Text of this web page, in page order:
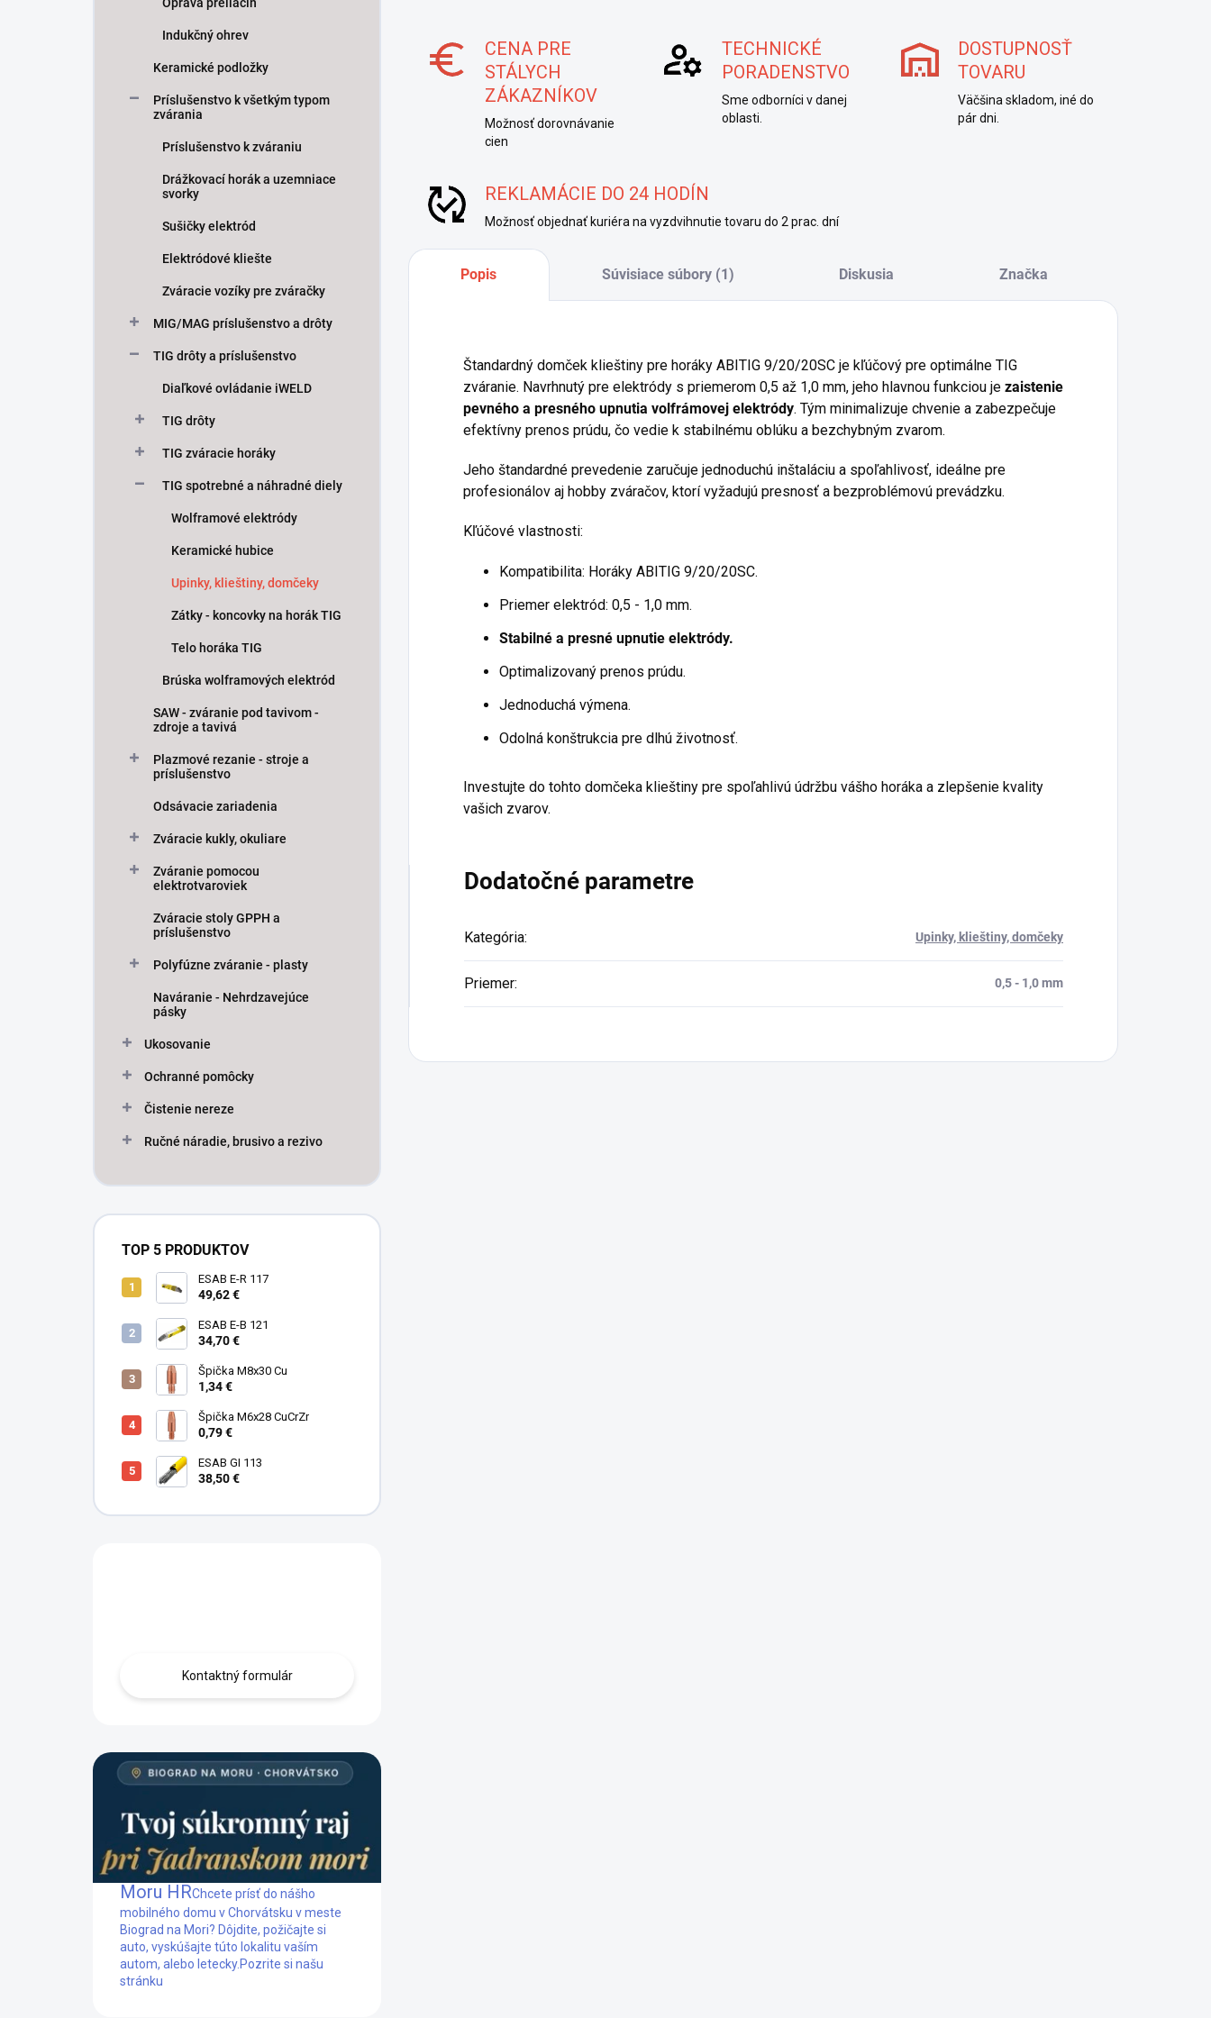
Indukčný ohrev
Keramické podložky
Príslušenstvo k všetkým typom
zvárania
Príslušenstvo k zváraniu
Drážkovací horák a uzemniace
svorky
Sušičky elektród
Elektródové kliešte
Zváracie vozíky pre zváračky
MIG/MAG príslušenstvo a drôty
TIG drôty a príslušenstvo
Diaľkové ovládanie iWELD
TIG drôty
TIG zváracie horáky
TIG spotrebné a náhradné diely
Wolframové elektródy
Keramické hubice
Upinky, klieštiny, domčeky
Zátky - koncovky na horák TIG
Telo horáka TIG
Brúska wolframových elektród
SAW - zváranie pod tavivom -
zdroje a tavivá
Plazmové rezanie - stroje a
príslušenstvo
Odsávacie zariadenia
Zváracie kukly, okuliare
Zváranie pomocou
elektrotvaroviek
Zváracie stoly GPPH a
príslušenstvo
Polyfúzne zváranie - plasty
Naváranie - Nehrdzavejúce
pásky
Ukosovanie
Ochranné pomôcky
Čistenie nereze
Ručné náradie, brusivo a rezivo
TOP 5 PRODUKTOV
ESAB E-R 117
49,62 €
ESAB E-B 121
34,70 €
Špička M8x30 Cu
1,34 €
Špička M6x28 CuCrZr
0,79 €
ESAB GI 113
38,50 €
Kontaktný formulár
Mobilný dom Biograd na
Moru HRChcete prísť do nášho
mobilného domu v Chorvátsku v meste
Biograd na Mori? Dôjdite, požičajte si
auto, vyskúšajte túto lokalitu vaším
autom, alebo letecky. Pozrite si našu
stránku
CENA PRE
STÁLYCH
ZÁKAZNÍKOV
Možnosť dorovnávanie
cien
TECHNICKÉ
PORADENSTVO
Sme odborníci v danej
oblasti.
DOSTUPNOSŤ
TOVARU
Väčšina skladom, iné do
pár dni.
REKLAMÁCIE DO 24 HODÍN
Možnosť objednať kuriéra na vyzdvihnutie tovaru do 2 prac. dní
Popis Súvisiace súbory (1) Diskusia Značka
Štandardný domček klieštiny pre horáky ABITIG 9/20/20SC je kľúčový pre optimálne TIG
zváranie. Navrhnutý pre elektródy s priemerom 0,5 až 1,0 mm, jeho hlavnou funkciou je zaistenie
pevného a presného upnutia volfrámovej elektródy. Tým minimalizuje chvenie a zabezpečuje
efektívny prenos prúdu, čo vedie k stabilnému oblúku a bezchybným zvarom.
Jeho štandardné prevedenie zaručuje jednoduchú inštaláciu a spoľahlivosť, ideálne pre
profesionálov aj hobby zváračov, ktorí vyžadujú presnosť a bezproblémovú prevádzku.
Kľúčové vlastnosti:
Kompatibilita: Horáky ABITIG 9/20/20SC.
Priemer elektród: 0,5 - 1,0 mm.
Stabilné a presné upnutie elektródy.
Optimalizovaný prenos prúdu.
Jednoduchá výmena.
Odolná konštrukcia pre dlhú životnosť.
Investujte do tohto domčeka klieštiny pre spoľahlivú údržbu vášho horáka a zlepšenie kvality
vašich zvarov.
Dodatočné parametre
Kategória: Upinky, klieštiny, domčeky
Priemer: 0,5 - 1,0 mm